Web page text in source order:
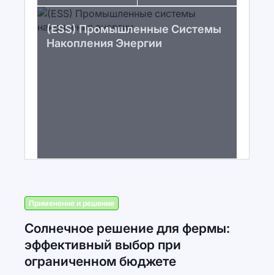
(ESS) Промышленные Системы
Накопления Энергии
Применение и решение
Солнечное решение для фермы:
эффективный выбор при
ограниченном бюджете